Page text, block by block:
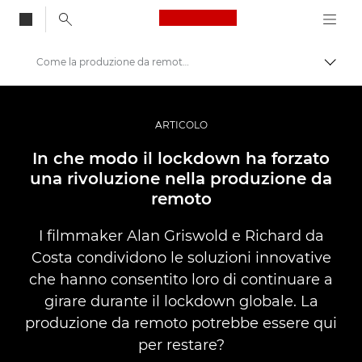
Canon Logo, back
Fotografia e video professionali
Storie
Come la produzione da remoto ha consentito ai filmmaker di continuare a lavorare
ARTICOLO
In che modo il lockdown ha forzato
una rivoluzione nella produzione da
remoto
I filmmaker Alan Griswold e Richard da
Costa condividono le soluzioni innovative
che hanno consentito loro di continuare a
girare durante il lockdown globale. La
produzione da remoto potrebbe essere qui
per restare?